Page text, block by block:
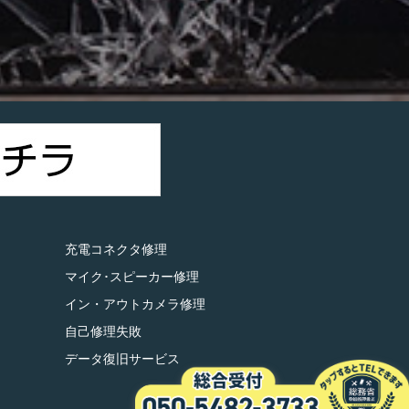
充電コネクタ修理
マイク･スピーカー修理
イン・アウトカメラ修理
自己修理失敗
データ復旧サービス